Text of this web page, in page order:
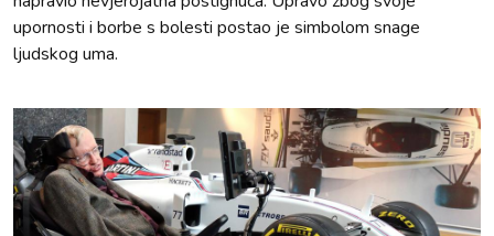
upornosti i borbe s bolesti postao je simbolom snage
ljudskog uma.